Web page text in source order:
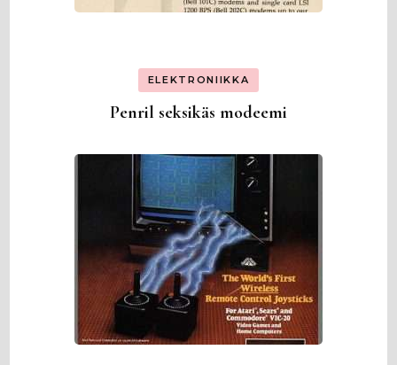
ELEKTRONIIKKA
Penril seksikäs modeemi